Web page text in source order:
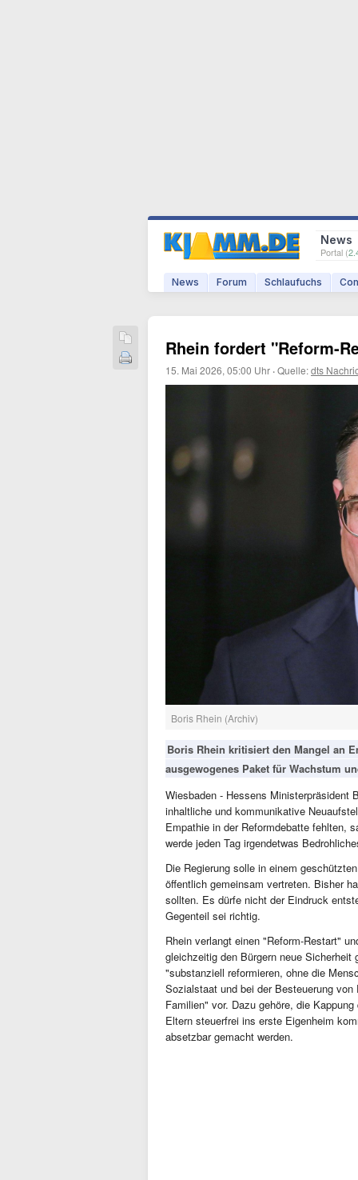
News
Portal (
News Forum Schlaufuchs
Rhein fordert "Reform-
15. Mai 2026, 05:00 Uhr ·Quelle:dts
Boris Rhein (Archiv)
Boris Rhein kritisiert den Mangel an
ausgewogenes Paket für Wachstum
Wiesbaden - Hessens Ministerpräsident
inhaltliche und kommunikative
Empathie in der Reformdebatte fehlten,
werde jeden Tag irgendetwas
Die Regierung solle in einem
öffentlich gemeinsam vertreten. Bisher
sollten. Es dürfe nicht der Eindruck
Gegenteil sei richtig.
Rhein verlangt einen "Reform-Restart"
gleichzeitig den Bürgern neue
"substanziell reformieren, ohne die
Sozialstaat und bei der Besteuerung
Familien" vor. Dazu gehöre, die
Eltern steuerfrei ins erste Eigenheim
absetzbar gemacht werden.